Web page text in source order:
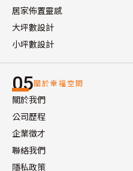
居家佈置靈感
大坪數設計
小坪數設計
05關於幸福空間
關於我們
公司歷程
企業徵才
聯絡我們
隱私政策